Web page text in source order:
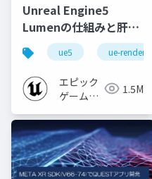
Unreal Engine5
Lumenの仕組みと肝心
なところ
ue5 ue-rendering
エピック
ゲームズ
1.5M